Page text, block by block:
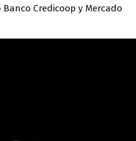
Credicoop y Mercado